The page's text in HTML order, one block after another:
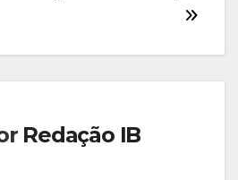
Redação IB